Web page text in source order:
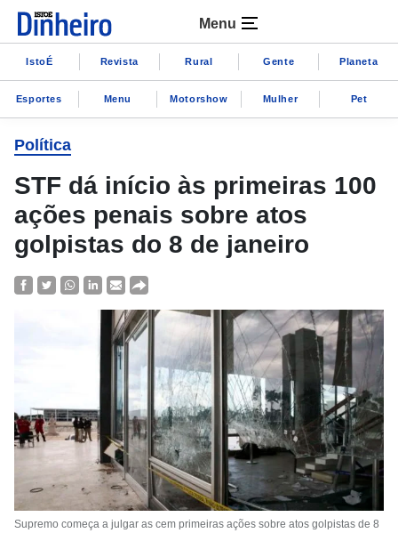
Menu
IstoÉ Revista Rural Gente Planeta
Esportes Menu Motorshow Mulher Pet
Política
STF dá início às primeiras 100
ações penais sobre atos
golpistas do 8 de janeiro
Supremo começa a julgar as cem primeiras ações sobre atos golpistas de 8